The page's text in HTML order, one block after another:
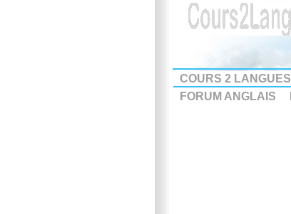
COURS 2 LANGUES
FORUM ANGLAIS